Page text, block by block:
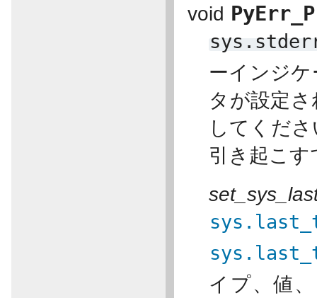
void
ーインジ
タが設定
してくだ
引き起こ
イプ、値